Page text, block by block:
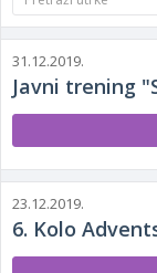
31.12.2019.
Javni trening
23.12.2019.
6. Kolo